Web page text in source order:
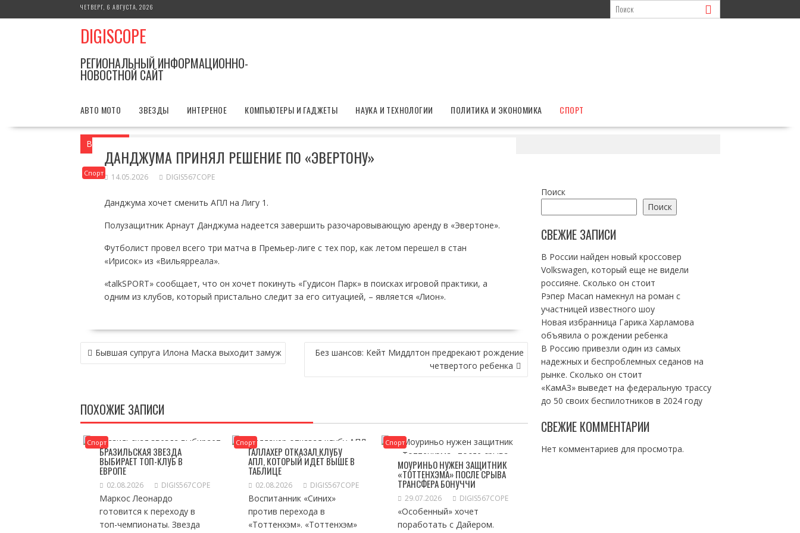
к
ЧЕТВЕРГ, 6 АВГУСТА, 2026
DIGISCOPE
РЕГИОНАЛЬНЫЙ ИНФОРМАЦИОННО-
НОВОСТНОЙ САЙТ
АВТО МОТО ЗВЕЗДЫ ИНТЕРЕНОЕ КОМПЬЮТЕРЫ И ГАДЖЕТЫ НАУКА И ТЕХНОЛОГИИ ПОЛИТИКА И ЭКОНОМИКА СПОРТ
Вы здесь
Спорт
ДАНДЖУМА ПРИНЯЛ РЕШЕНИЕ ПО «ЭВЕРТОНУ»
14.05.2026 DIGIS567COPE
Данджума хочет сменить АПЛ на Лигу 1.
Полузащитник Арнаут Данджума надеется завершить разочаровывающую аренду в «Эвертоне».
Футболист провел всего три матча в Премьер-лиге с тех пор, как летом перешел в стан
«Ирисок» из «Вильярреала».
«talkSPORT» сообщает, что он хочет покинуть «Гудисон Парк» в поисках игровой практики, а
одним из клубов, который пристально следит за его ситуацией, – является «Лион».
НАВИГАЦИЯ
ПО Бывшая супруга Илона Маска выходит замуж
Без шансов: Кейт Миддлтон предрекают рождение
четвертого ребенка
ПОХОЖИЕ ЗАПИСИ
Спорт
БРАЗИЛЬСКАЯ ЗВЕЗДА
ВЫБИРАЕТ ТОП-КЛУБ В
ЕВРОПЕ
02.08.2026 DIGIS567COPE
Маркос Леонардо
готовится к переходу в
топ-чемпионаты. Звезда
Спорт
ГАЛЛАХЕР ОТКАЗАЛ КЛУБУ
АПЛ, КОТОРЫЙ ИДЁТ ВЫШЕ В
ТАБЛИЦЕ
02.08.2026 DIGIS567COPE
Воспитанник «Синих»
против перехода в
«Тоттенхэм». «Тоттенхэм»
Спорт
МОУРИНЬО НУЖЕН ЗАЩИТНИК
«ТОТТЕНХЭМА» ПОСЛЕ СРЫВА
ТРАНСФЕРА БОНУЧЧИ
29.07.2026 DIGIS567COPE
«Особенный» хочет
поработать с Дайером.
Поиск
Поиск
СВЕЖИЕ ЗАПИСИ
В России найден новый кроссовер
Volkswagen, который еще не видели
россияне. Сколько он стоит
Рэпер Macan намекнул на роман с
участницей известного шоу
Новая избранница Гарика Харламова
объявила о рождении ребенка
В Россию привезли один из самых
надежных и беспроблемных седанов на
рынке. Сколько он стоит
«КамАЗ» выведет на федеральную трассу
до 50 своих беспилотников в 2024 году
СВЕЖИЕ КОММЕНТАРИИ
Нет комментариев для просмотра.